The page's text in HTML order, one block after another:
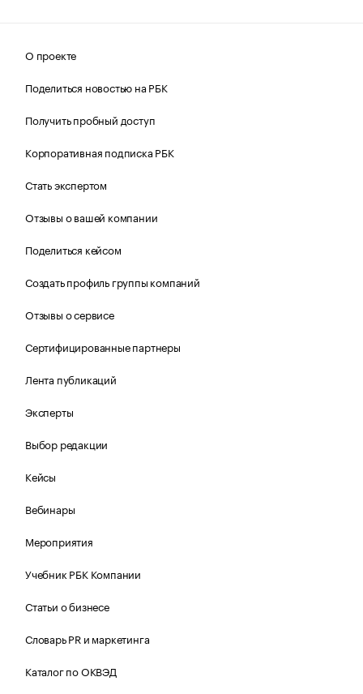
О проекте
Поделиться новостью на РБК
Получить пробный доступ
Корпоративная подписка РБК
Стать экспертом
Отзывы о вашей компании
Поделиться кейсом
Создать профиль группы компаний
Отзывы о сервисе
Сертифицированные партнеры
Лента публикаций
Эксперты
Выбор редакции
Кейсы
Вебинары
Мероприятия
Учебник РБК Компании
Статьи о бизнесе
Словарь PR и маркетинга
Каталог по ОКВЭД